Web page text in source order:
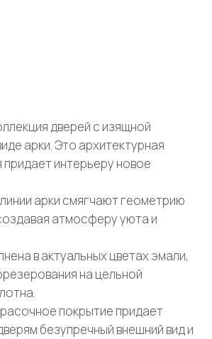
дверей с изящной
арки. Это архитектурная
придает интерьеру новое
арки смягчают геометрию
атмосферу уюта и
в актуальных цветах эмали,
на цельной
покрытие придает
безупречный внешний вид и